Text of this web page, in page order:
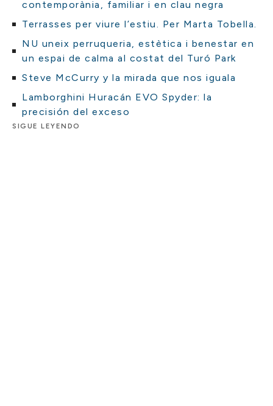
contemporània, familiar i en clau negra
Terrasses per viure l’estiu. Per Marta Tobella.
NU uneix perruqueria, estètica i benestar en
un espai de calma al costat del Turó Park
Steve McCurry y la mirada que nos iguala
Lamborghini Huracán EVO Spyder: la
precisión del exceso
SIGUE LEYENDO